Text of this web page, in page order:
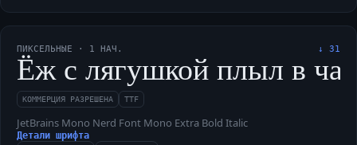
ПИКСЕЛЬНЫЕ · 1 НАЧ. ↓ 31
Ёж с лягушкой плыл в
КОММЕРЦИЯ РАЗРЕШЕНА TTF
JetBrains Mono Nerd Font Mono Extra Bold Italic
Детали шрифта